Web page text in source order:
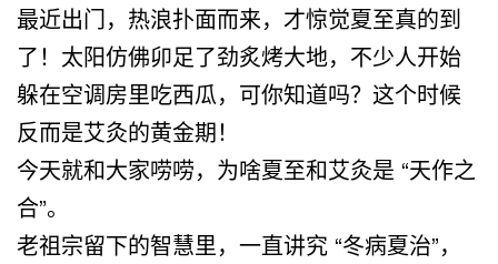
最近出门，热浪扑面而来，才惊觉夏至真的到
了！太阳仿佛卯足了劲炙烤大地，不少人开始
躲在空调房里吃西瓜，可你知道吗？这个时候
反而是艾灸的黄金期！
今天就和大家唠唠，为啥夏至和艾灸是 “天作之
合”。
老祖宗留下的智慧里，一直讲究 “冬病夏治”，